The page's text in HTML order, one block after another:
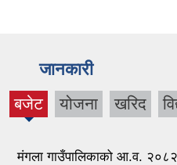
जानकारी
बजेट योजना खरिद
मंगला गाउँपालिकाको आ.व.